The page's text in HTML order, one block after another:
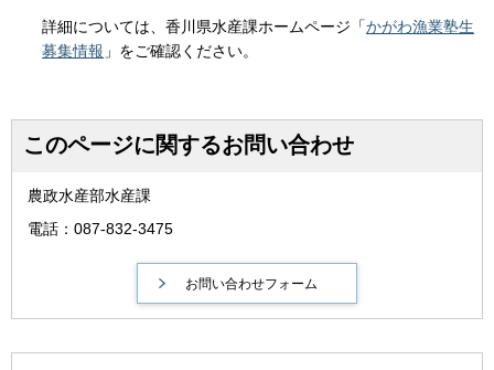
詳細については、香川県水産課ホームページ「かがわ漁業塾生
募集情報 」をご確認ください。
このページに関するお問い合わせ
農政水産部水産課
電話：087-832-3475